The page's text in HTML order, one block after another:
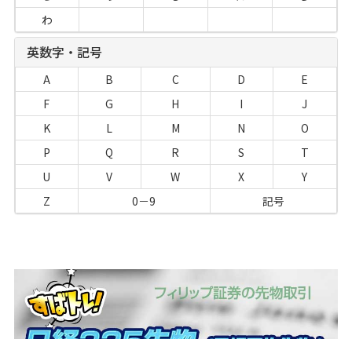
わ
英数字・記号
A B C D
E
F
G H I
J
K
L M N
O
P
Q R S
T
U
V W X
Y
Z
0－9 記号